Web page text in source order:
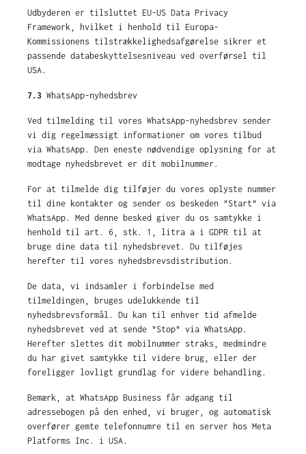
Udbyderen er tilsluttet EU-US Data Privacy
Framework, hvilket i henhold til Europa-
Kommissionens tilstrækkelighedsafgørelse sikrer et
passende databeskyttelsesniveau ved overførsel til
USA.
7.3 WhatsApp-nyhedsbrev
Ved tilmelding til vores WhatsApp-nyhedsbrev sender
vi dig regelmæssigt informationer om vores tilbud
via WhatsApp. Den eneste nødvendige oplysning for at
modtage nyhedsbrevet er dit mobilnummer.
For at tilmelde dig tilføjer du vores oplyste nummer
til dine kontakter og sender os beskeden "Start" via
WhatsApp. Med denne besked giver du os samtykke i
henhold til art. 6, stk. 1, litra a i GDPR til at
bruge dine data til nyhedsbrevet. Du tilføjes
herefter til vores nyhedsbrevsdistribution.
De data, vi indsamler i forbindelse med
tilmeldingen, bruges udelukkende til
nyhedsbrevsformål. Du kan til enhver tid afmelde
nyhedsbrevet ved at sende "Stop" via WhatsApp.
Herefter slettes dit mobilnummer straks, medmindre
du har givet samtykke til videre brug, eller der
foreligger lovligt grundlag for videre behandling.
Bemærk, at WhatsApp Business får adgang til
adressebogen på den enhed, vi bruger, og automatisk
overfører gemte telefonnumre til en server hos Meta
Platforms Inc. i USA.